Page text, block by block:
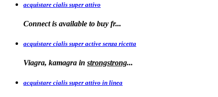
acquistare cialis super attivo
Connect is available to buy fr...
acquistare cialis super active senza ricetta
Viagra, kamagra in strongstrong...
acquistare cialis super attivo in linea